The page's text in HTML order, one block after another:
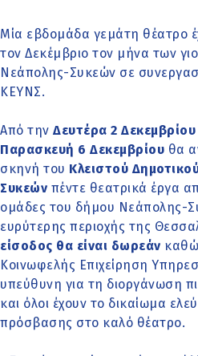
Μία εβδομάδα γεμάτη θέατρο
τον Δεκέμβριο τον μήνα των
Νεάπολης-Συκεών σε
ΚΕΥΝΣ.
Από την Δευτέρα 2 Δεκεμβρίου
Παρασκευή 6 Δεκεμβρίου θα
σκηνή του Κλειστού
Συκεών πέντε θεατρικά έργα
ομάδες του δήμου Νεάπολης-
ευρύτερης περιοχής της
είσοδος θα είναι δωρεάν
Κοινωφελής Επιχείρηση
υπεύθυνη για τη διοργάνωση
και όλοι έχουν το δικαίωμα
πρόσβασης στο καλό θέατρο.